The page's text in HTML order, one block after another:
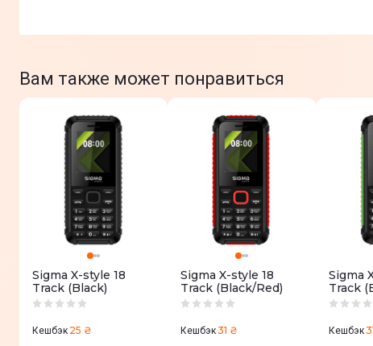
Вам также может понравиться
Sigma X-style 18
Track (Black)
Кешбэк 25 ₴
Sigma X-style 18
Track (Black/Red)
Кешбэк31 ₴
Sigma
Track
Кешбэк